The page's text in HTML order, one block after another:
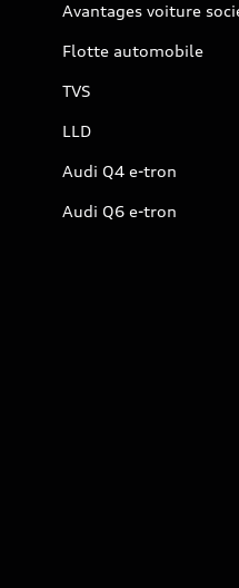
Avantages voiture
Flotte automobile
TVS
LLD
Audi Q4 e-tron
Audi Q6 e-tron